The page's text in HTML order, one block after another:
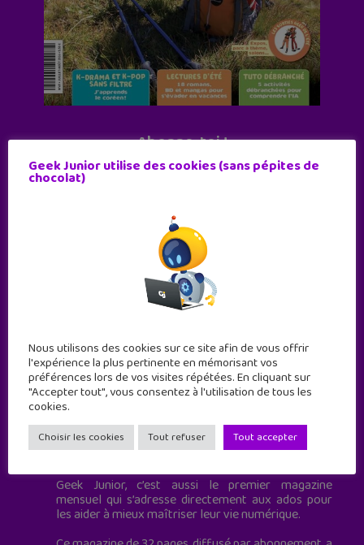
Abonne-toi !
11 numéros par an
JE M'ABONNE !
Geek Junior est le premier site de culture numérique
à destination des adolescents.
Geek Junior, c’est aussi le premier magazine
mensuel qui s’adresse directement aux ados pour
les aider à mieux maîtriser leur vie numérique.
Geek Junior utilise des cookies (sans pépites de
chocolat)
Nous utilisons des cookies sur ce site afin de vous offrir
l'expérience la plus pertinente en mémorisant vos
préférences lors de vos visites répétées. En cliquant sur
"Accepter tout", vous consentez à l'utilisation de tous les
cookies.
Choisir les cookies Tout refuser Tout accepter